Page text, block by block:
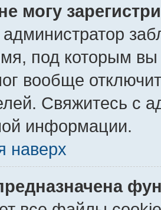
могу
под которым вы
вообще
Свяжитесь с
информации.
наверх